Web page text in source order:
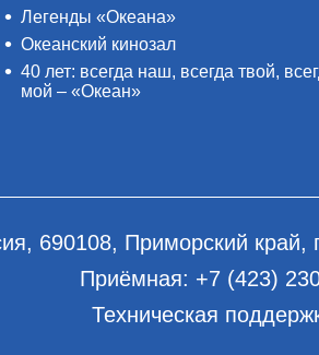
Легенды «Океана»
Океанский кинозал
40 лет: всегда наш, всегда твой,
мой – «Океан»
690108, Приморский край,
Приёмная: +7 (423)
Техническая